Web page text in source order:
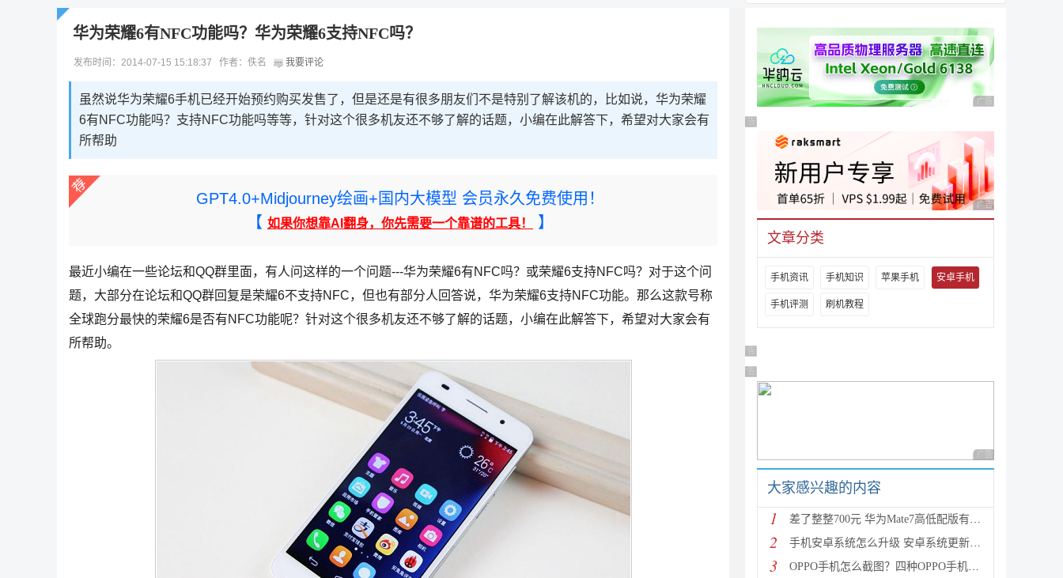
华为荣耀6有NFC功能吗？华为荣耀6支持NFC吗？
发布时间：2014-07-15 15:18:37 作者：佚名 我要评论
虽然说华为荣耀6手机已经开始预约购买发售了，但是还是有很多朋友们不是特别了解该机的，比如说，华为荣耀
6有NFC功能吗？支持NFC功能吗等等，针对这个很多机友还不够了解的话题，小编在此解答下，希望对大家会有
所帮助
GPT4.0+Midjourney绘画+国内大模型 会员永久免费使用！
【 如果你想靠AI翻身，你先需要一个靠谱的工具！ 】
最近小编在一些论坛和QQ群里面，有人问这样的一个问题---华为荣耀6有NFC吗？或荣耀6支持NFC吗？对于这个问
题，大部分在论坛和QQ群回复是荣耀6不支持NFC，但也有部分人回答说，华为荣耀6支持NFC功能。那么这款号称
全球跑分最快的荣耀6是否有NFC功能呢？针对这个很多机友还不够了解的话题，小编在此解答下，希望对大家会有
所帮助。
广告 商业广告，理性
广告 商业广告，理性选择
广告 商业广告，理性
文章分类
手机资讯 手机知识 苹果手机 安卓手机
手机评测 刷机教程
广告 商业广告，理性选择
广告 商业广告，理性选择
广告 商业广告，理性
大家感兴趣的内容
1 差了整整700元 华为Mate7高低配版有什么区别?
2 手机安卓系统怎么升级 安卓系统更新升级的三种方法介
3 OPPO手机怎么截图？四种OPPO手机截屏方法介绍